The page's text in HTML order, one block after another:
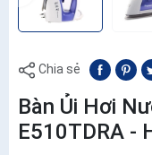
Chia sẻ
Bàn Ủi Hơi
E510TDRA -